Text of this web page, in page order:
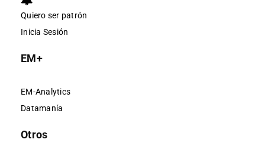
Quiero ser patrón
Inicia Sesión
EM+
EM-Analytics
Datamanía
Otros